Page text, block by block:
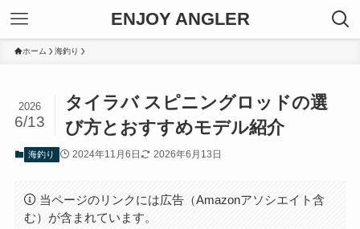
ENJOY ANGLER
ホーム 海釣り
タイラバ スピニングロッドの選
び方とおすすめモデル紹介
2026
6/13
海釣り 2024年11月6日 2026年6月13日
当ページのリンクには広告（Amazonアソシエイト含
む）が含まれています。